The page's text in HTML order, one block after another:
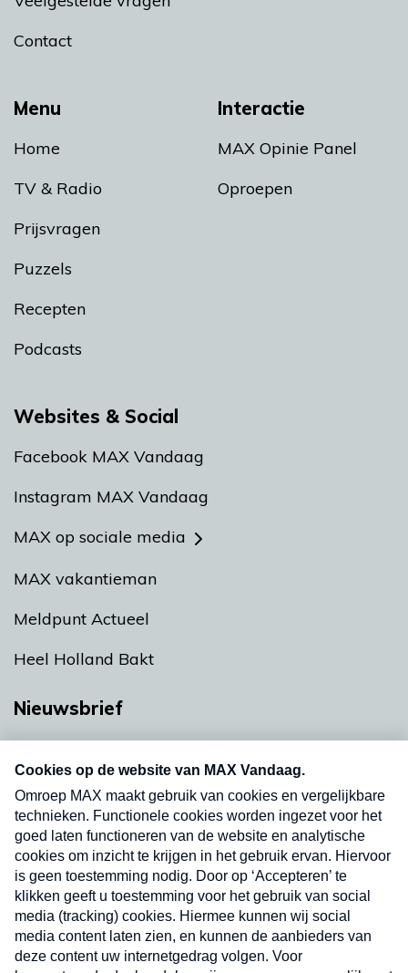
Menu
Home
TV & Radio
Prijsvragen
Puzzels
Recepten
Podcasts
Interactie
MAX Opinie Panel
Oproepen
Contact
Websites & Social
Facebook MAX Vandaag
Instagram MAX Vandaag
MAX op sociale media
MAX vakantieman
Meldpunt Actueel
Heel Holland Bakt
Nieuwsbrief
nieuwsbrief. Elke vrijdag- en dinsdagochtend in
uw mailbox.
Verzend